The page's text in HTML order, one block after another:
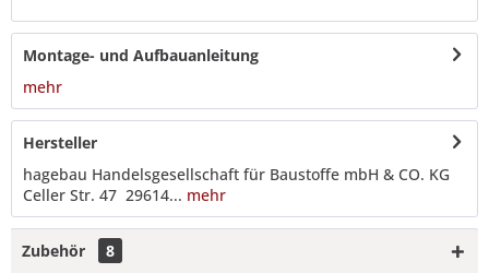
Montage- und Aufbauanleitung
mehr
Hersteller
hagebau Handelsgesellschaft für Baustoffe mbH & CO. KG
Celler Str. 47 29614... mehr
Zubehör 8